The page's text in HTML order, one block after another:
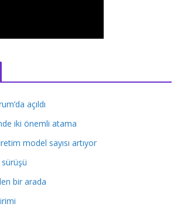
açıldı
iki önemli atama
model sayısı artıyor
bir arada